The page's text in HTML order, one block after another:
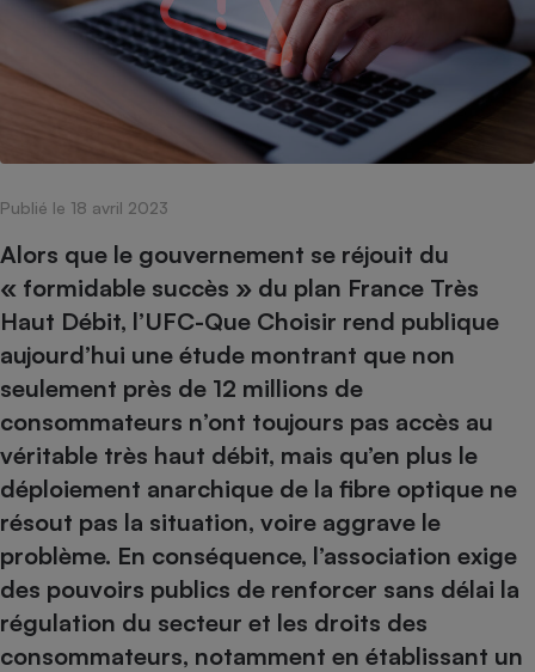
Publié le 18 avril 2023
Alors que le gouvernement se réjouit du
« formidable succès » du plan France Très
Haut Débit, l’UFC-Que Choisir rend publique
aujourd’hui une étude montrant que non
seulement près de 12 millions de
consommateurs n’ont toujours pas accès au
véritable très haut débit, mais qu’en plus le
déploiement anarchique de la fibre optique ne
résout pas la situation, voire aggrave le
problème. En conséquence, l’association exige
des pouvoirs publics de renforcer sans délai la
régulation du secteur et les droits des
consommateurs, notamment en établissant un
Sécurité - Hygiène
Supermarché - Drive
Complément
alimentaire
Assurance
Banque - Crédit
Epargne - Fiscalité
Assurance emprunteur
Circulation routière
Contrôle technique -
Pièce détachée
Moto
Comparateur auto
Comparatif
Comparatif plaque à
Comparatif climatiseur
Comparatif aspirateur
Comparatif aspirateur
Comparatif cafetière
Comparatif robot cuiseur
Comparatif centrale
Gros électroménager
Petit électroménager -
Comparatif casque audio
Comparatif barre de son
Comparatif ordinateur
Comparatif ultrabook
Comparatif tablette
Image et son
Informatique
Internet
Téléphonie
Crédit immobilier
Comparatif tondeuse
Comparatif poêle à
Aménagement
Bricolage - Jardinage
Chauffage
Produit d'entretien
Sécurité domestique
Hygiène - Beauté
Maladie - Médecine -
Système de santé -
Mutuelle
Maison de retraite
Retraite
Choisir son fioul
Choisir son pellet
Comparateur assurance emprunteur
Energie Moins Chère Ensemble
Tous les comparateurs
Toutes les cartes interactives
Speedtest - Testez le débit de votre
connexion Internet